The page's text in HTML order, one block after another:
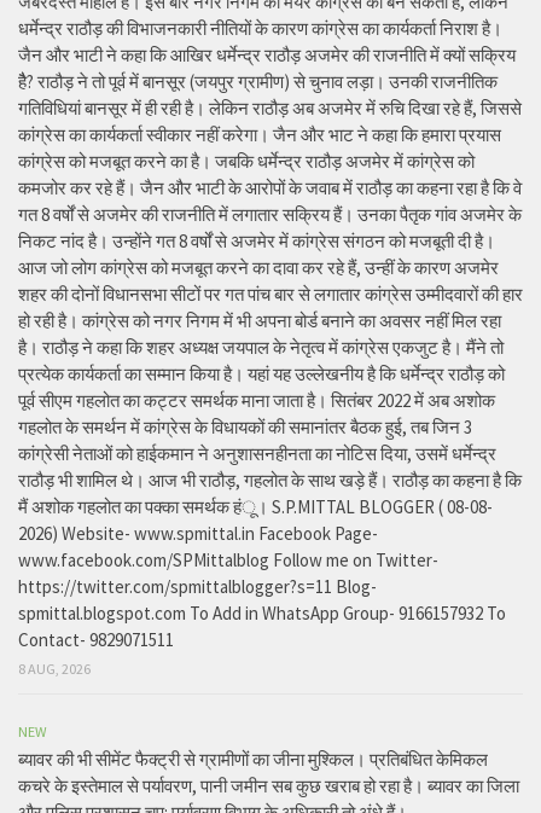
धर्मेन्द्र राठौड़ की विभाजनकारी नीतियों के कारण कांग्रेस का कार्यकर्ता निराश है।
जैन और भाटी ने कहा कि आखिर धर्मेन्द्र राठौड़ अजमेर की राजनीति में क्यों सक्रिय
हैै? राठौड़ ने तो पूर्व में बानसूर (जयपुर ग्रामीण) से चुनाव लड़ा। उनकी राजनीतिक
गतिविधियां बानसूर में ही रही है। लेकिन राठौड़ अब अजमेर में रुचि दिखा रहे हैं, जिससे
कांग्रेस का कार्यकर्ता स्वीकार नहीं करेगा। जैन और भाट ने कहा कि हमारा प्रयास
कांग्रेस को मजबूत करने का है। जबकि धर्मेन्द्र राठौड़ अजमेर में कांग्रेस को
कमजोर कर रहे हैं। जैन और भाटी के आरोपों के जवाब में राठौड़ का कहना रहा है कि वे
गत 8 वर्षों से अजमेर की राजनीति में लगातार सक्रिय हैं। उनका पैतृक गांव अजमेर के
निकट नांद है। उन्होंने गत 8 वर्षों से अजमेर में कांग्रेस संगठन को मजबूती दी है।
आज जो लोग कांग्रेस को मजबूत करने का दावा कर रहे हैं, उन्हीं के कारण अजमेर
शहर की दोनों विधानसभा सीटों पर गत पांच बार से लगातार कांग्रेस उम्मीदवारों की हार
हो रही है। कांग्रेस को नगर निगम में भी अपना बोर्ड बनाने का अवसर नहीं मिल रहा
है। राठौड़ ने कहा कि शहर अध्यक्ष जयपाल के नेतृत्व में कांग्रेस एकजुट है। मैंने तो
प्रत्येक कार्यकर्ता का सम्मान किया है। यहां यह उल्लेखनीय है कि धर्मेन्द्र राठौड़ को
पूर्व सीएम गहलोत का कट्टर समर्थक माना जाता है। सितंबर 2022 में अब अशोक
गहलोत के समर्थन में कांग्रेस के विधायकों की समानांतर बैठक हुई, तब जिन 3
कांग्रेसी नेताओं को हाईकमान ने अनुशासनहीनता का नोटिस दिया, उसमें धर्मेन्द्र
राठौड़ भी शामिल थे। आज भी राठौड़, गहलोत के साथ खड़े हैं। राठौड़ का कहना है कि
मैं अशोक गहलोत का पक्का समर्थक हंू। S.P.MITTAL BLOGGER ( 08-08-
2026) Website- www.spmittal.in Facebook Page-
www.facebook.com/SPMittalblog Follow me on Twitter-
https://twitter.com/spmittalblogger?s=11 Blog-
spmittal.blogspot.com To Add in WhatsApp Group- 9166157932 To
Contact- 9829071511
8 AUG, 2026
NEW
ब्यावर की भी सीमेंट फैक्ट्री से ग्रामीणों का जीना मुश्किल। प्रतिबंधित केमिकल
कचरे के इस्तेमाल से पर्यावरण, पानी जमीन सब कुछ खराब हो रहा है। ब्यावर का जिला